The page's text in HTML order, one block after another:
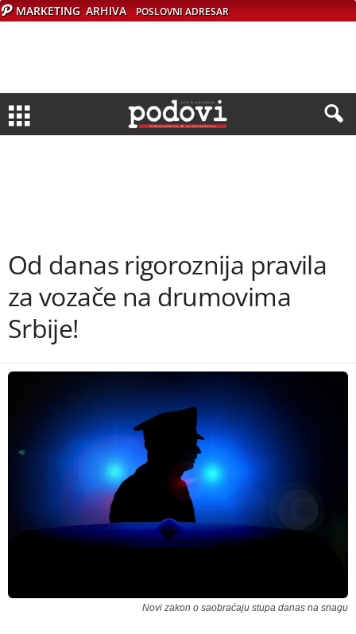
MARKETING ARHIVA POSLOVNI ADRESAR
Od danas rigoroznija pravila
za vozače na drumovima
Srbije!
Novi zakon o saobraćaju stupa danas na snagu